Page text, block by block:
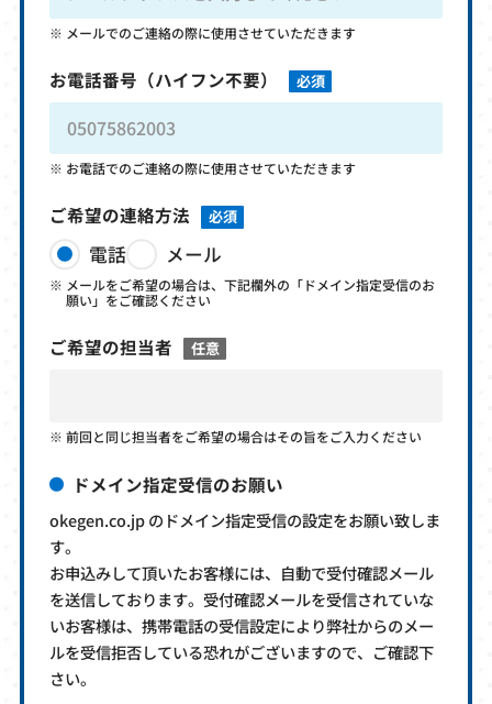
メールでのご連絡の際に使用させていただきます
お電話番号 （ハイフン不要） 必須
お電話でのご連絡の際に使用させていただきます
ご希望の連絡方法 必須
電話 メール
メールをご希望の場合は、下記欄外の「ドメイン指定受信のお
願い」をご確認ください
ご希望の担当者 任意
前回と同じ担当者をご希望の場合はその旨をご入力ください
ドメイン指定受信のお願い
okegen.co.jp のドメイン指定受信の設定をお願い致しま
す。
お申込みして頂いたお客様には、自動で受付確認メール
を送信しております。受付確認メールを受信されていな
いお客様は、携帯電話の受信設定により弊社からのメー
ルを受信拒否している恐れがございますので、ご確認下
さい。